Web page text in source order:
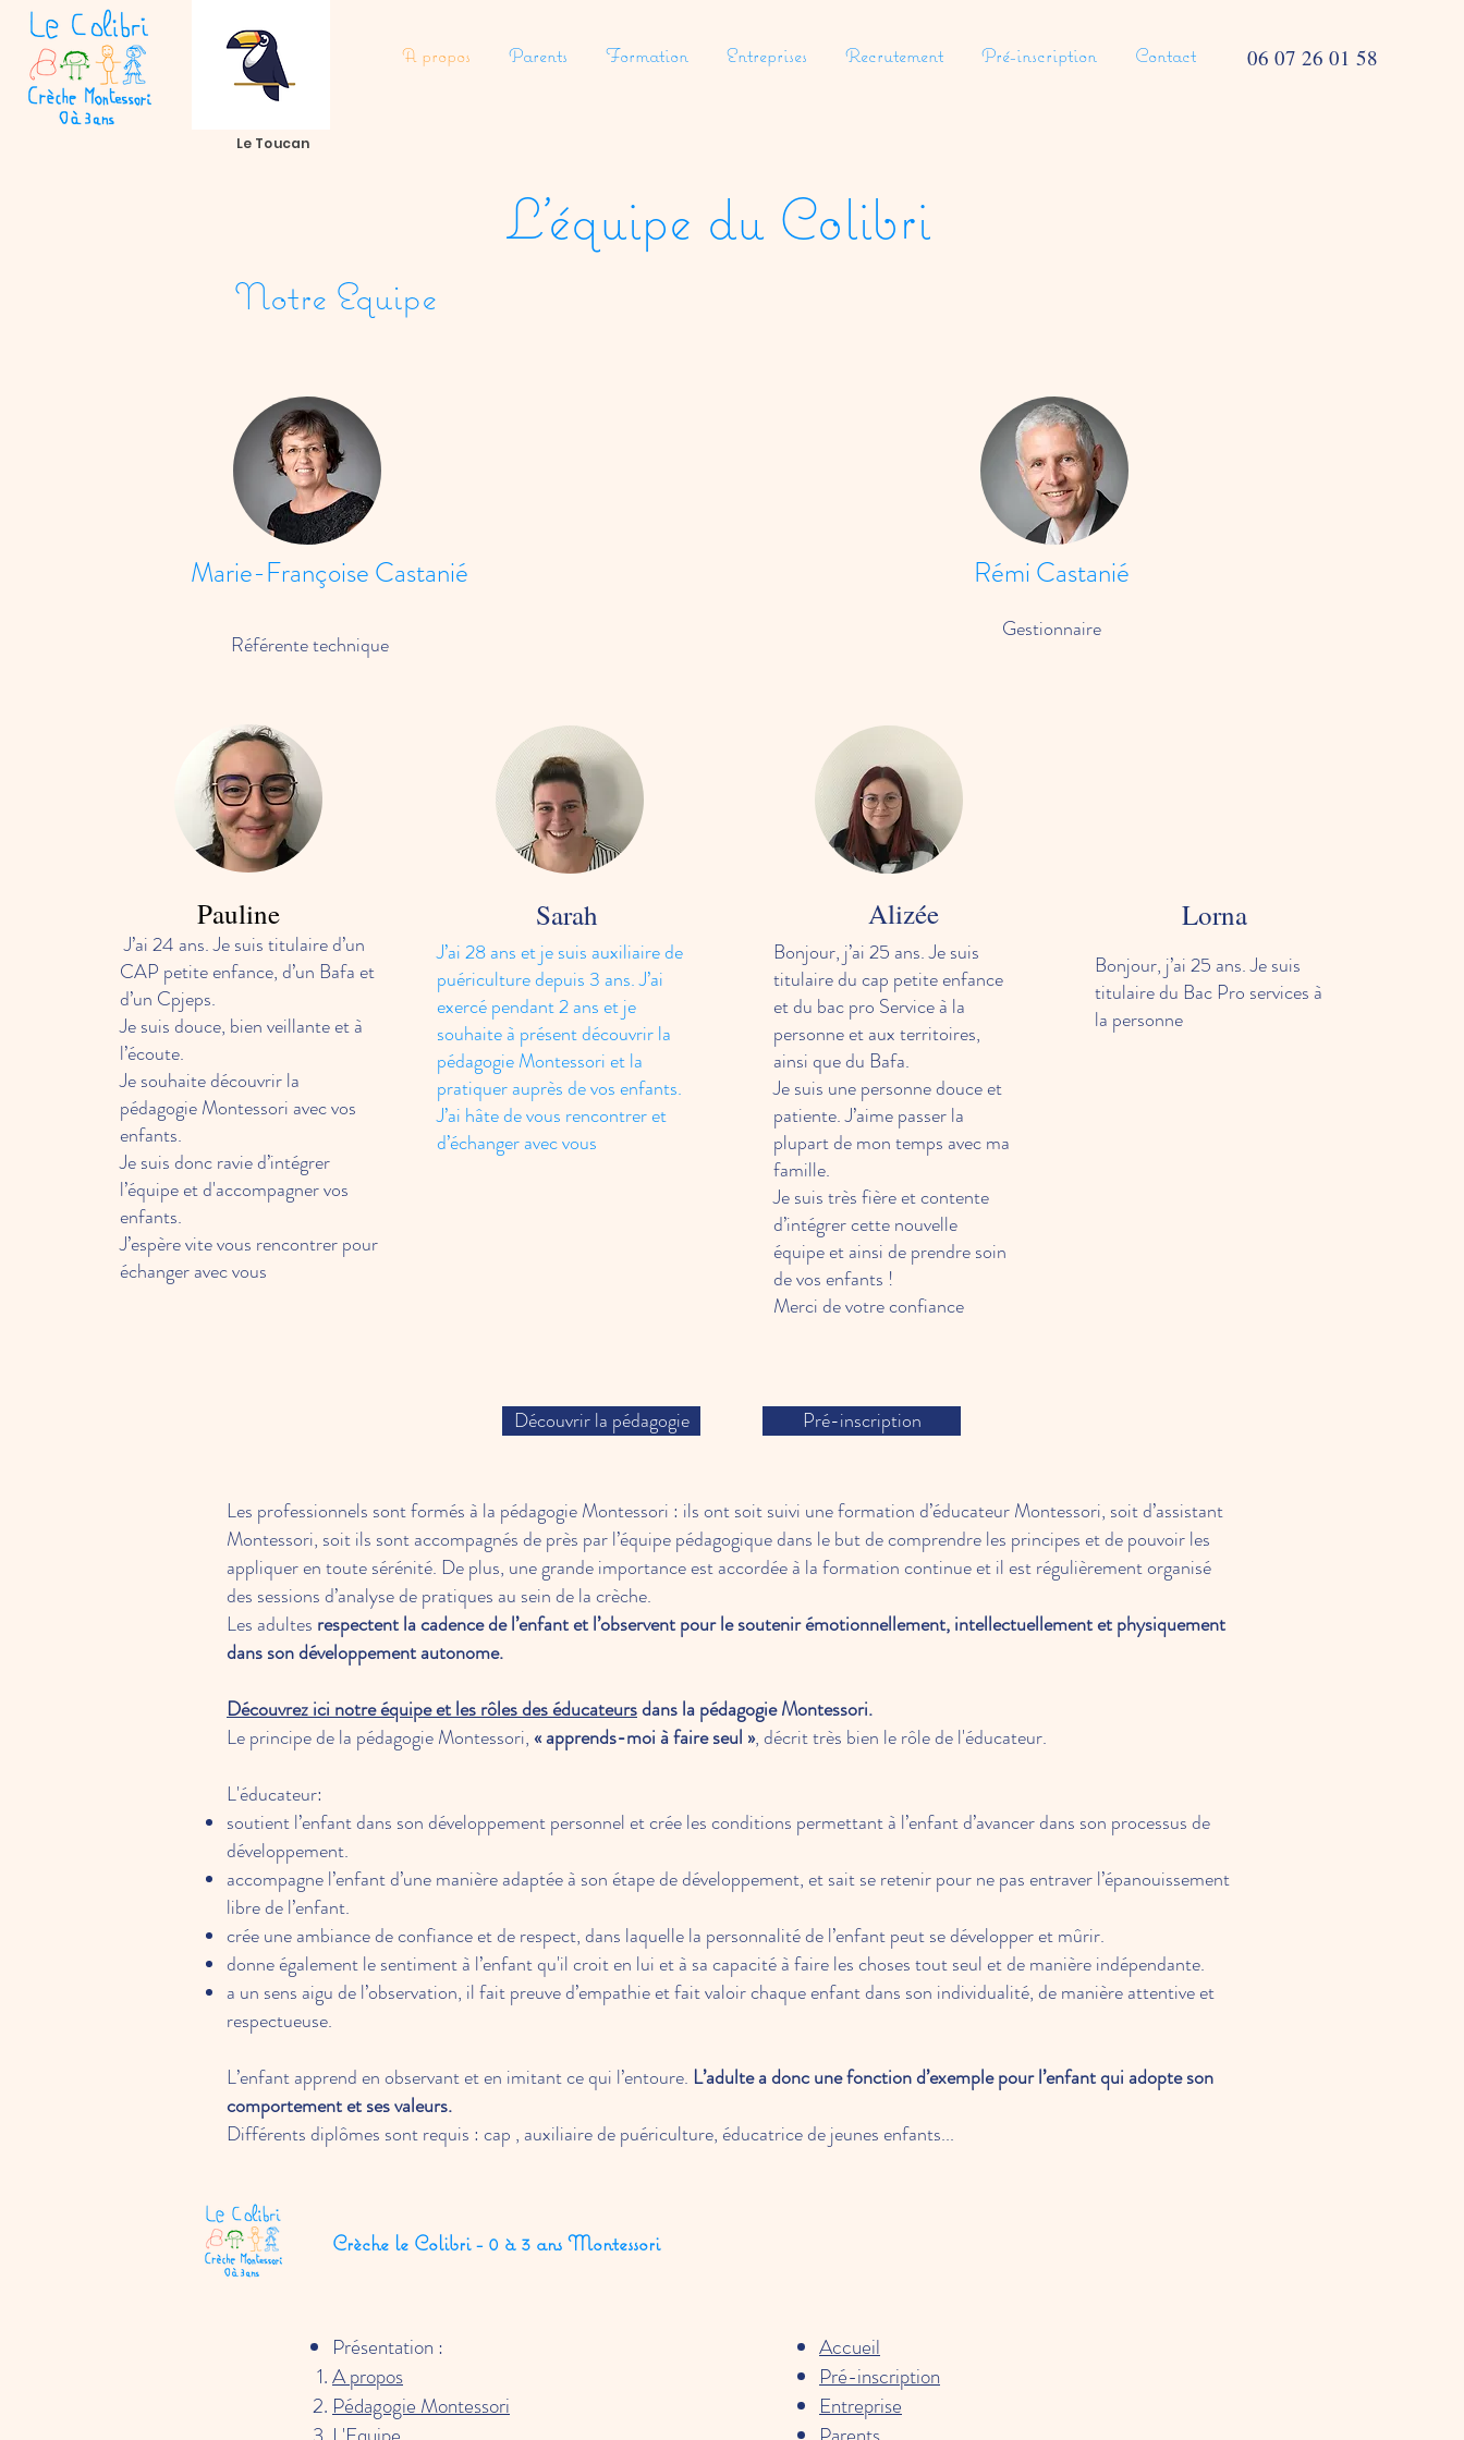
A propos Parents Formation Entreprises Recrutement Pré-inscription Contact 06 07 26 01 58
Le Toucan
L'équipe du Colibri
Notre Equipe
Marie-Françoise Castanié
Référente technique
Rémi Castanié
Gestionnaire
Personnel formé
Pauline
J’ai 24 ans. Je suis titulaire d’un
CAP petite enfance, d’un Bafa et
d’un Cpjeps.
Je suis douce, bien veillante et à
l’écoute.
Je souhaite découvrir la
pédagogie Montessori avec vos
enfants.
Je suis donc ravie d’intégrer
l’équipe et d'accompagner vos
enfants.
J’espère vite vous rencontrer pour
échanger avec vous
Sarah
J’ai 28 ans et je suis auxiliaire de
puériculture depuis 3 ans. J’ai
exercé pendant 2 ans et je
souhaite à présent découvrir la
pédagogie Montessori et la
pratiquer auprès de vos enfants.
J’ai hâte de vous rencontrer et
d’échanger avec vous
Alizée
Bonjour, j’ai 25 ans. Je suis
titulaire du cap petite enfance
et du bac pro Service à la
personne et aux territoires,
ainsi que du Bafa.
Je suis une personne douce et
patiente. J’aime passer la
plupart de mon temps avec ma
famille.
Je suis très fière et contente
d’intégrer cette nouvelle
équipe et ainsi de prendre soin
de vos enfants !
Merci de votre confiance
Lorna
Bonjour, j’ai 25 ans. Je suis
titulaire du Bac Pro services à
la personne
Découvrir la pédagogie Pré-inscription
Les professionnels sont formés à la pédagogie Montessori : ils ont soit suivi une formation d’éducateur Montessori, soit d’assistant
Montessori, soit ils sont accompagnés de près par l’équipe pédagogique dans le but de comprendre les principes et de pouvoir les
appliquer en toute sérénité. De plus, une grande importance est accordée à la formation continue et il est régulièrement organisé
des sessions d’analyse de pratiques au sein de la crèche.
Les adultes respectent la cadence de l’enfant et l’observent pour le soutenir émotionnellement, intellectuellement et physiquement
dans son développement autonome.
Découvrez ici notre équipe et les rôles des éducateursdans la pédagogie Montessori.
Le principe de la pédagogie Montessori,« apprends-moi à faire seul », décrit très bien le rôle de l'éducateur.
L'éducateur:
soutient l’enfant dans son développement personnel et crée les conditions permettant à l’enfant d’avancer dans son processus de
développement.
accompagne l’enfant d’une manière adaptée à son étape de développement, et sait se retenir pour ne pas entraver l’épanouissement
libre de l’enfant.
crée une ambiance de confiance et de respect, dans laquelle la personnalité de l’enfant peut se développer et mûrir.
donne également le sentiment à l’enfant qu'il croit en lui et à sa capacité à faire les choses tout seul et de manière indépendante.
a un sens aigu de l’observation, il fait preuve d’empathie et fait valoir chaque enfant dans son individualité, de manière attentive et
respectueuse.
L’enfant apprend en observant et en imitant ce qui l’entoure. L’adulte a donc une fonction d’exemple pour l’enfant qui adopte son
comportement et ses valeurs.
Différents diplômes sont requis : cap , auxiliaire de puériculture, éducatrice de jeunes enfants...
Crèche le Colibri - 0 à 3 ans Montessori
Présentation :
A propos
Pédagogie Montessori
Accueil
Pré-inscription
Entreprise